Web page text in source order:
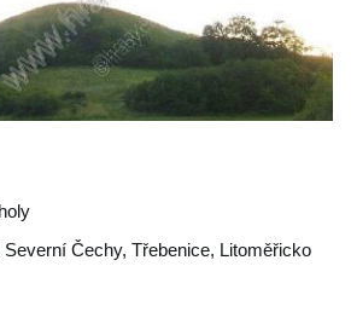
Severní Čechy, Třebenice, Litoměřicko